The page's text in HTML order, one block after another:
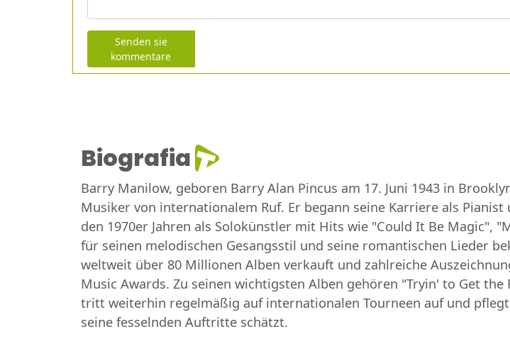
Senden sie
kommentare
Biografia
Barry Manilow, geboren Barry Alan Pincus am 17. Juni 1943 in
Musiker von internationalem Ruf. Er begann seine Karriere als
den 1970er Jahren als Solokünstler mit Hits wie "Could It Be Magic",
für seinen melodischen Gesangsstil und seine romantischen Lieder
weltweit über 80 Millionen Alben verkauft und zahlreiche
Music Awards. Zu seinen wichtigsten Alben gehören "Tryin' to Get
tritt weiterhin regelmäßig auf internationalen Tourneen auf und
seine fesselnden Auftritte schätzt.